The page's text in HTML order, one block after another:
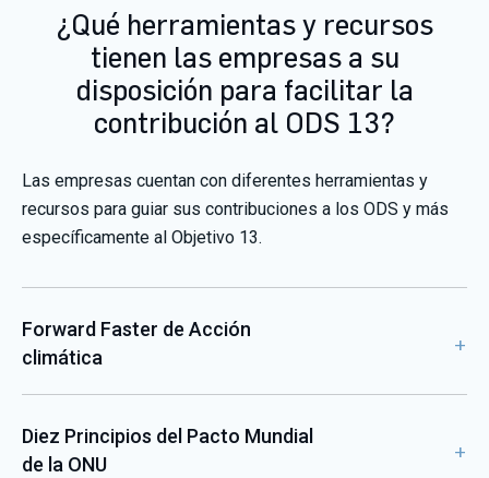
¿Qué herramientas y recursos
tienen las empresas a su
disposición para facilitar la
contribución al ODS 13?
Las empresas cuentan con diferentes herramientas y
recursos para guiar sus contribuciones a los ODS y más
específicamente al Objetivo 13.
Forward Faster de Acción
climática
Diez Principios del Pacto Mundial
de la ONU